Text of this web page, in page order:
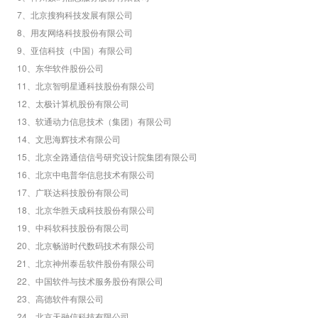
7、北京搜狗科技发展有限公司
8、用友网络科技股份有限公司
9、亚信科技（中国）有限公司
10、东华软件股份公司
11 、北京智明星通科技股份有限公司
12、太极计算机股份有限公司
13、软通动力信息技术（集团）有限公司
14、文思海辉技术有限公司
15、北京全路通信信号研究设计院集团有限公司
16、北京中电普华信息技术有限公司
17、广联达科技股份有限公司
18、北京华胜天成科技股份有限公司
19、中科软科技股份有限公司
20、北京畅游时代数码技术有限公司
21 、北京神州泰岳软件股份有限公司
22、中国软件与技术服务股份有限公司
23、高德软件有限公司